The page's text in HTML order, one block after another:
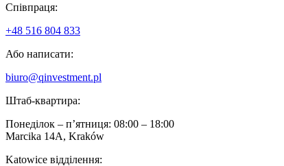
Співпраця:
+48 516 804 833
Або написати:
biuro@qinvestment.pl
Штаб-квартира:
Понеділок – п’ятниця: 08:00 – 18:00
Marcika 14A, Kraków
Katowice відділення: